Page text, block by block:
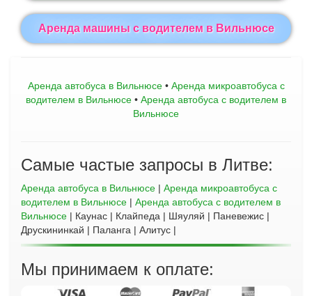
Aренда машины с водителем в Вильнюсе
Аренда автобуса в Вильнюсе• Aренда микроавтобуса с
водителем в Вильнюсе • Аренда автобуса с водителем в
Вильнюсе
Самые частые запросы в Литве:
Аренда автобуса в Вильнюсе | Аренда микроавтобуса с
водителем в Вильнюсе | Аренда автобуса с водителем в
Вильнюсе | Каунас | Клайпеда | Шяуляй | Паневежис |
Друскининкай | Паланга | Алитус |
Мы принимаем к оплате: